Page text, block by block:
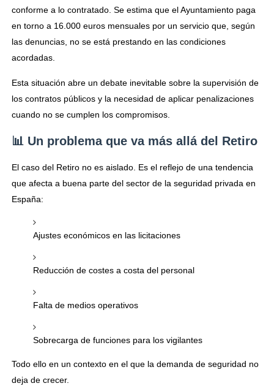
conforme a lo contratado. Se estima que el Ayuntamiento paga
en torno a 16.000 euros mensuales por un servicio que, según
las denuncias, no se está prestando en las condiciones
acordadas.
Esta situación abre un debate inevitable sobre la supervisión de
los contratos públicos y la necesidad de aplicar penalizaciones
cuando no se cumplen los compromisos.
📊 Un problema que va más allá del Retiro
El caso del Retiro no es aislado. Es el reflejo de una tendencia
que afecta a buena parte del sector de la seguridad privada en
España:
Ajustes económicos en las licitaciones
Reducción de costes a costa del personal
Falta de medios operativos
Sobrecarga de funciones para los vigilantes
Todo ello en un contexto en el que la demanda de seguridad no
deja de crecer.